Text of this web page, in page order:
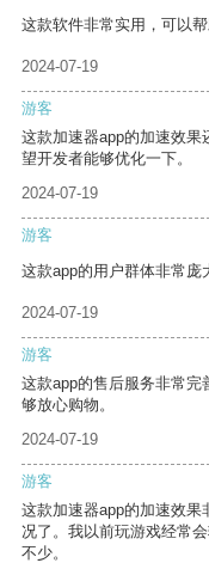
这款软件非常实用，可以帮
2024-07-19
游客
这款加速器app的加速效
望开发者能够优化一下。
2024-07-19
游客
这款app的用户群体非常庞
2024-07-19
游客
这款app的售后服务非常
够放心购物。
2024-07-19
游客
这款加速器app的加速效
况了。我以前玩游戏经常
不少。